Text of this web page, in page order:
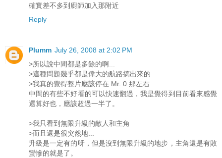
確實差不多到廚師加入那附近
Reply
Plumm July 26, 2008 at 2:02 PM
>所以說中間都是多餘的啊...
>這種問題幾乎都是偉大的航路搞出來的
>我真的覺得整片應該停在 Mr. 0 那左右
中間的有些不好看的可以快速翻過，我是覺得到目前看來感覺
還算好也，應該超過一半了。
>我只看到無限升級的敵人和主角
>而且還是很突然地...
升級是一定有的呀，但是沒到無限升級的地步，主角還是有敗
蠻慘的就是了。